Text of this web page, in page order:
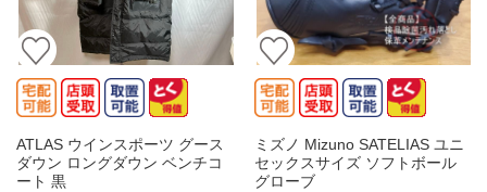
ATLAS ウインスポーツ グース
ダウン ロングダウン ベンチコ
ート 黒
ミズノ Mizuno SATELIAS ユニ
セックスサイズ ソフトボール
グローブ